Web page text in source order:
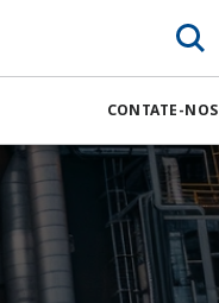
CONTATE-NOS